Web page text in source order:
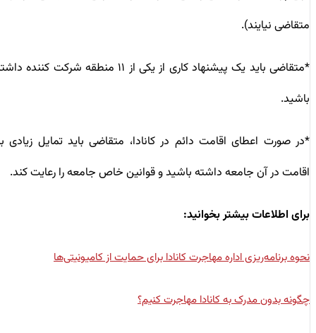
متقاضی نیایند).
متقاضی باید یک پیشنهاد کاری از یکی از ۱۱ منطقه شرکت کننده داشته
باشید.
در صورت اعطای اقامت دائم در کانادا، متقاضی باید تمایل زیادی به
اقامت در آن جامعه داشته باشید و قوانین خاص جامعه را رعایت کند.
برای اطلاعات بیشتر بخوانید:
نحوه برنامه‌ریزی اداره مهاجرت کانادا برای حمایت از کامیونیتی‌ها
چگونه بدون مدرک به کانادا مهاجرت کنیم؟